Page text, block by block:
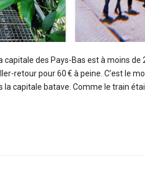
des Pays-Bas est à moins de
retour pour 60 € à peine. C’est le
la capitale batave. Comme le train